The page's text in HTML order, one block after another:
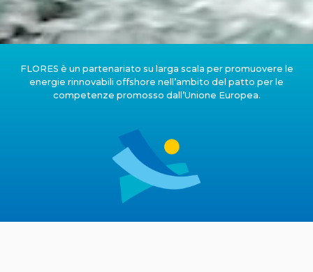
FLORES è un partenariato su larga scala per promuovere le
energie rinnovabili offshore nell’ambito del patto per le
competenze promosso dall’Unione Europea.